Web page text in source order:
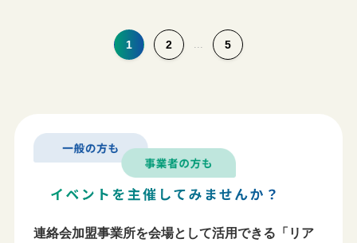
1 2 ... 5
連絡会加盟事業所を会場として活用できる「リア